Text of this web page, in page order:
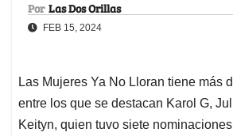
Por Las Dos Orillas
FEB 15, 2024
Las Mujeres Ya No Lloran tiene más
entre los que se destacan Karol G,
Keityn, quien tuvo siete